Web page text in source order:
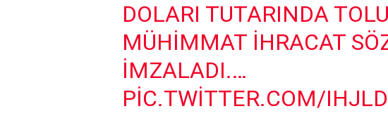
DOLARI TUTARINDA
MÜHIMMAT IHRACAT
IMZALADI.…
PIC.TWITTER.COM/